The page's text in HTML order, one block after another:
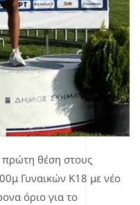
πρώτη θέση στους
Γυναικών Κ18 με νέο
όριο για το